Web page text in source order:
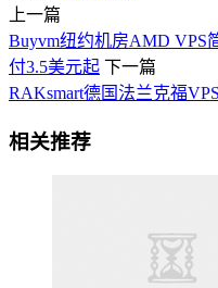
上一篇
Buyvm纽约机房AMD VPS
付3.5美元起 下一篇
RAKsmart德国法兰克福
相关推荐